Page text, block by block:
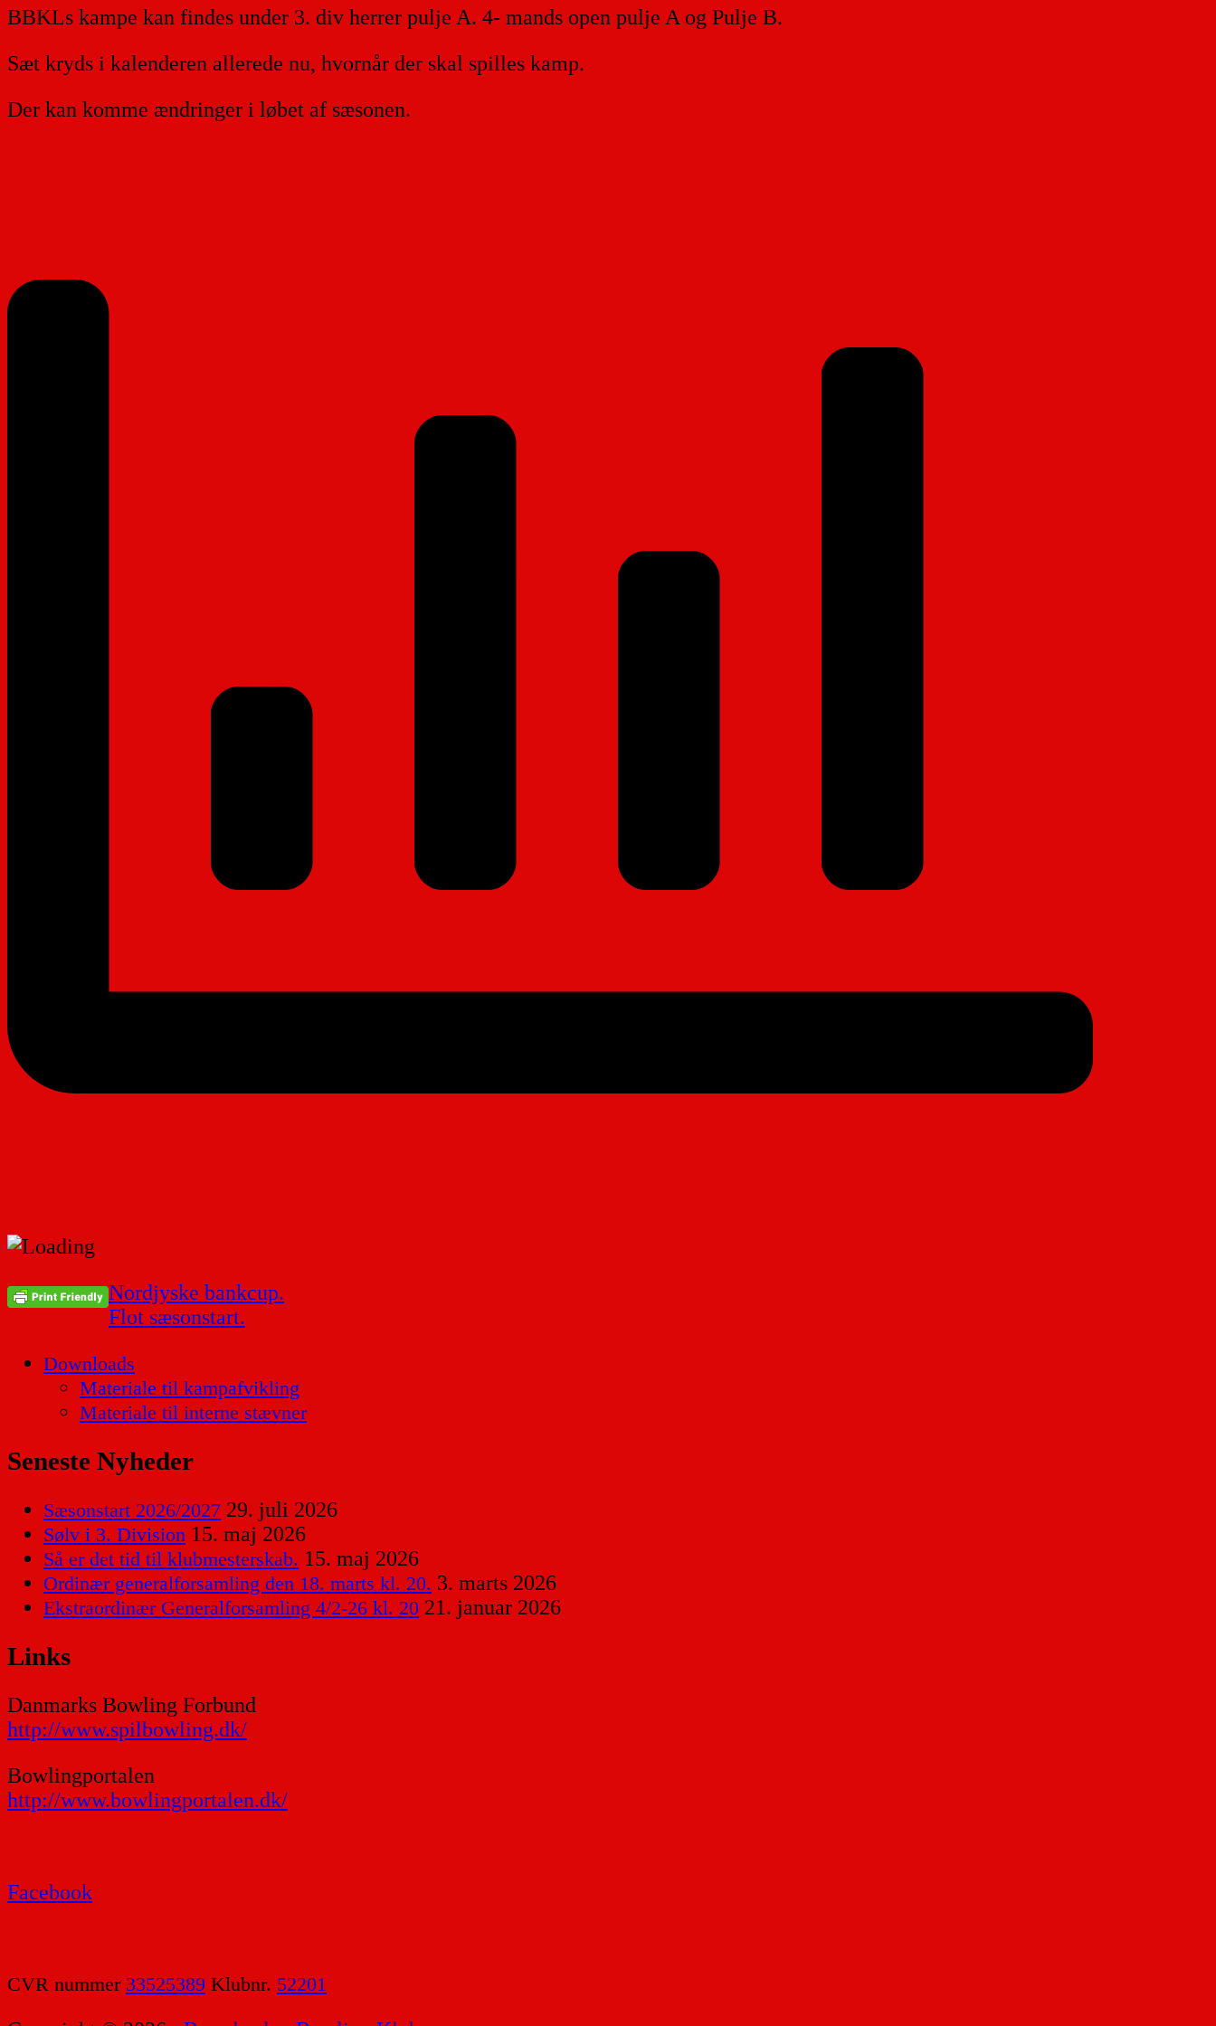
BBKLs kampe kan findes under 3. div herrer pulje A. 4- mands open pulje A og Pulje B.
Sæt kryds i kalenderen allerede nu, hvornår der skal spilles kamp.
Der kan komme ændringer i løbet af sæsonen.
Indlægsnavigation
Nordjyske bankcup.
Flot sæsonstart.
Downloads
Materiale til kampafvikling
Materiale til interne stævner
Seneste Nyheder
Sæsonstart 2026/2027 29. juli 2026
Sølv i 3. Division 15. maj 2026
Så er det tid til klubmesterskab. 15. maj 2026
Ordinær generalforsamling den 18. marts kl. 20. 3. marts 2026
Ekstraordinær Generalforsamling 4/2-26 kl. 20 21. januar 2026
Links
Danmarks Bowling Forbund
http://www.spilbowling.dk/
Bowlingportalen
http://www.bowlingportalen.dk/
Facebook
CVR nummer 33525389 Klubnr. 52201